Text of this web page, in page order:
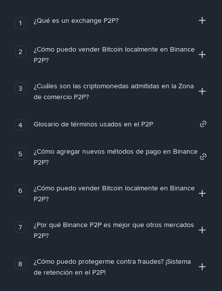
1 ¿Qué es un exchange P2P?
2
¿Cómo puedo vender Bitcoin localmente en Binance
P2P?
3
¿Cuáles son las criptomonedas admitidas en la Zona
de comercio P2P?
4 Glosario de términos usados en el P2P
5
¿Cómo agregar nuevos métodos de pago en Binance
P2P?
6
¿Cómo puedo vender Bitcoin localmente en Binance
P2P?
7
¿Por qué Binance P2P es mejor que otros mercados
P2P?
8
¿Cómo puedo protegerme contra fraudes? ¡Sistema
de retención en el P2P!